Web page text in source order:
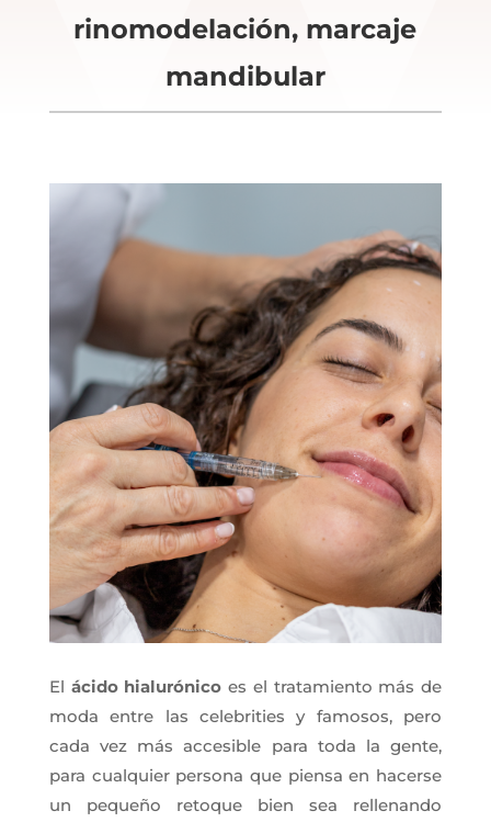
rinomodelación, marcaje
mandibular
El ácido hialurónico es el tratamiento más de
moda entre las celebrities y famosos, pero
cada vez más accesible para toda la gente,
para cualquier persona que piensa en hacerse
un pequeño retoque bien sea rellenando